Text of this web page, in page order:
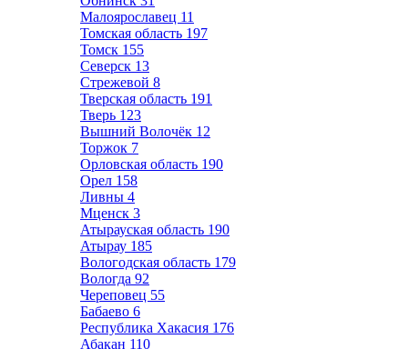
Малоярославец 11
Томская область 197
Томск 155
Северск 13
Стрежевой 8
Тверская область 191
Тверь 123
Вышний Волочёк 12
Торжок 7
Орловская область 190
Орел 158
Ливны 4
Мценск 3
Атырауская область 190
Атырау 185
Вологодская область 179
Вологда 92
Череповец 55
Бабаево 6
Республика Хакасия 176
Абакан 110